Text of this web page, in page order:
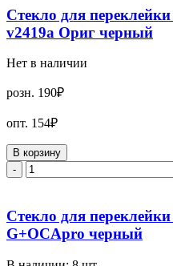
Стекло для
v2419a Ориг черный
Нет в наличии
розн. 190₽
опт. 154₽
В корзину
-
Стекло для
G+OCApro черный